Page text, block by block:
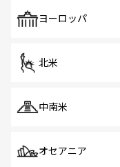
で、ホーカ
ヨーロッパ
北米
中南米
オセアニア